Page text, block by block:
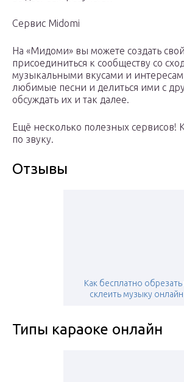
Сервис Midomi
На «Мидоми» вы можете создать
присоединиться к сообществу со
музыкальными вкусами и
любимые песни и делиться ими с
обсуждать их и так далее.
Ещё несколько полезных сервисов!
по звуку.
Отзывы
Как бесплатно обрезать
склеить музыку онлайн
Типы караоке онлайн